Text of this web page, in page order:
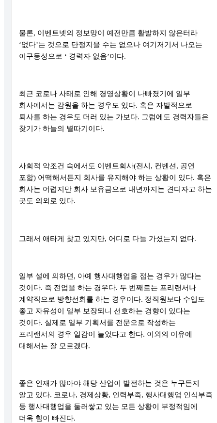
물론, 이벤트넷의 정보망이 예전만큼 활발하지 않은터라
‘없다’는 것으로 단정지을 수는 없으나 여기저기서 나오는
이구동성으로 ‘ 경력자 없음’이다.
최근 코로나 사태로 인해 경영상황이 나빠졌기에 일부
회사에서는 감원을 하는 경우도 있다. 혹은 자발적으로
퇴사를 하는 경우도 더러 있는 가보다. 그럼에도 경력자들은
찾기가 하늘의 별따기이다.
사회적 악조건 속에서도 이벤트회사(전시 , 컨벤션, 공연
포함) 어떡해서든지 회사를 유지해야 하는 상황이 있다. 혹은
회사는 어렵지만 회사 보유금으로 내년까지는 견디자고 하는
곳도 의외로 있다.
그래서 애타게 찾고 있지만, 어디로 다들 가셨는지 없다.
일부 설에 의하면 , 아예 행사대행업을 접는 경우가 많다는
것이다. 즉 전업을 하는 경우다. 두 번째로는 프리랜서나
계약직으로 방향선회를 하는 경우이다. 정직원보다 수입도
좋고 자유성이 일부 보장되니 선호하는 경향이 있다는
것이다. 실제로 일부 기획서를 전문으로 작성하는
프리랜서의 경우 일감이 늘었다고 한다. 이외의 이유에
대해서는 잘 모르겠다.
좋은 인재가 많아야 해당 산업이 발전하는 것은 누구든지
알고 있다. 코로나, 경제상황, 인력부족, 행사대행업 인식부족
등 행사대행업을 둘러쌓고 있는 모든 상황이 부정적임에
더욱 힘이 빠진다.